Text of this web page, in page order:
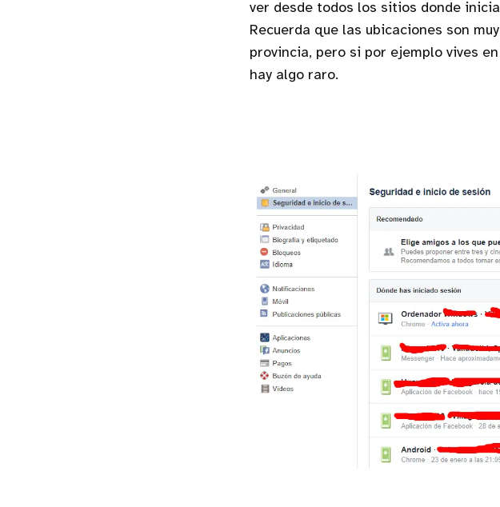
ver desde todos los sitios donde
Recuerda que las ubicaciones son
provincia, pero si por ejemplo vives
hay algo raro.